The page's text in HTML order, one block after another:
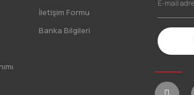
İletişim Formu
Banka Bilgileri